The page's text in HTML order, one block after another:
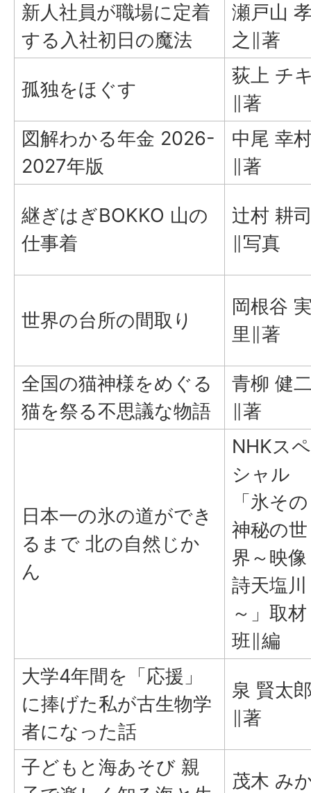
新人社員が職場に定着
する入社初日の魔法
瀬戸山
之∥著
孤独をほぐす
荻上 チ
∥著
図解わかる年金 2026-
2027年版
中尾 幸
∥著
継ぎはぎBOKKO 山の
仕事着
辻村 耕
∥写真
世界の台所の間取り
岡根谷
里∥著
全国の猫神様をめぐる
猫を祭る不思議な物語
青柳 健
∥著
日本一の氷の道ができ
るまで 北の自然じか
ん
NHKスペ
シャル
「氷その
神秘の世
界～映像
詩天塩川
～」取材
班∥編
大学4年間を「応援」
に捧げた私が古生物学
者になった話
泉 賢太
∥著
子どもと海あそび 親
茂木 み